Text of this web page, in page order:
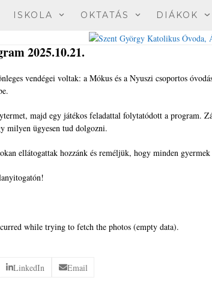
ISKOLA OKTATÁS DIÁKOK
2025.10.21.
vendégei voltak: a Mókus és a Nyuszi csoportos
majd egy játékos feladattal folytatódott a program.
milyen ügyesen tud dolgozni.
ellátogattak hozzánk és reméljük, hogy minden
while trying to fetch the photos (empty data).
LinkedIn Email